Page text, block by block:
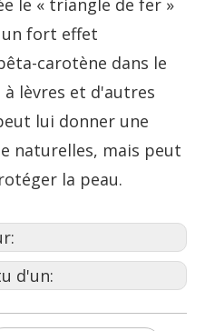
le « triangle de fer »
un fort effet
carotène dans le
lèvres et d'autres
lui donner une
naturelles, mais peut
la peau.
d'un: